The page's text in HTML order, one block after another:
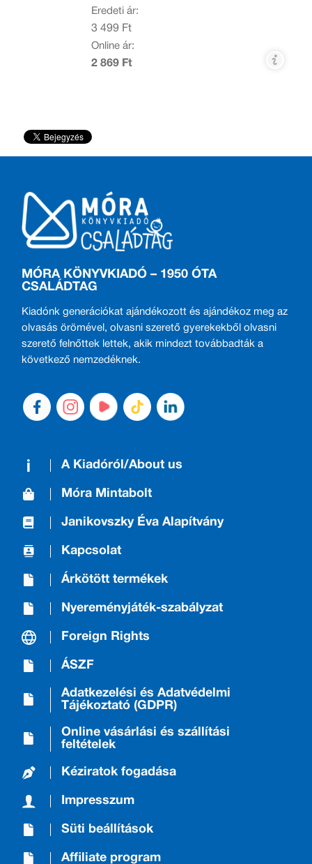
Eredeti ár:
3 499 Ft
Online ár:
2 869 Ft
MÓRA KÖNYVKIADÓ – 1950 ÓTA
CSALÁDTAG
Kiadónk generációkat ajándékozott és ajándékoz meg az
olvasás örömével, olvasni szerető gyerekekből olvasni
szerető felnőttek lettek, akik mindezt továbbadták a
következő nemzedéknek.
A Kiadóról/About us
Móra Mintabolt
Janikovszky Éva Alapítvány
Kapcsolat
Árkötött termékek
Nyereményjáték-szabályzat
Foreign Rights
ÁSZF
Adatkezelési és Adatvédelmi
Tájékoztató (GDPR)
Online vásárlási és szállítási
feltételek
Kéziratok fogadása
Impresszum
Süti beállítások
Affiliate program